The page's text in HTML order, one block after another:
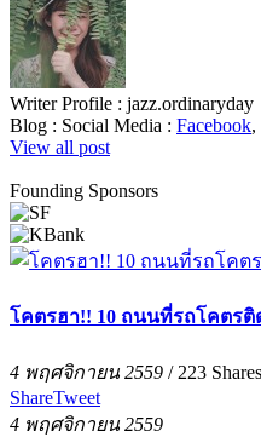
Writer Profile : jazz.ordinaryday
Blog : Social Media : Facebook,
View all post
Founding Sponsors
โคตรฮา!! 10 ถนนที่รถโคตรติ
4 พฤศจิกายน 2559 /223 Shares
ShareTweet
4 พฤศจิกายน 2559